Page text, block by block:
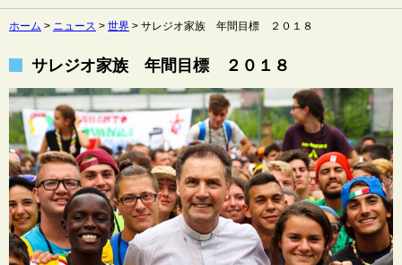
ホーム > ニュース > 世界 > サレジオ家族 年間目標 ２０１８
サレジオ家族 年間目標 ２０１８